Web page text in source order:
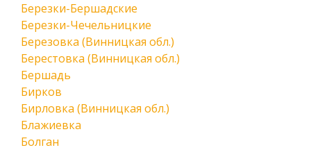
Березки-Бершадские
Березки-Чечельницкие
Березовка (Винницкая обл.)
Берестовка (Винницкая обл.)
Бершадь
Бирков
Бирловка (Винницкая обл.)
Блажиевка
Болган